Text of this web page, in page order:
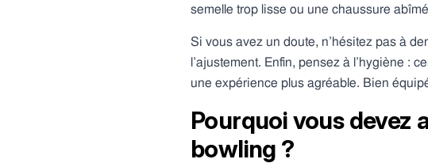
semelle trop lisse ou une chaussure
Si vous avez un doute, n’hésitez pas à
l’ajustement. Enfin, pensez à l’hygiène :
une expérience plus agréable. Bien
Pourquoi vous devez
bowling ?